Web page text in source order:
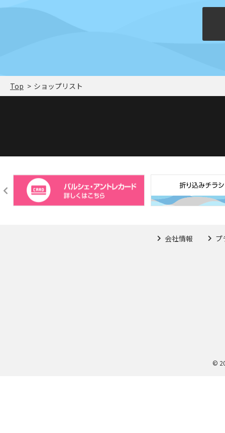
Top ショップリスト
会社情報 プ
©